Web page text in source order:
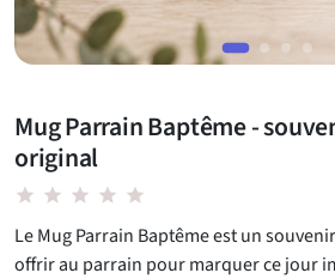
Mug Parrain Baptême -
original
star star star star star
Le Mug Parrain Baptême est un
offrir au parrain pour marquer ce jour